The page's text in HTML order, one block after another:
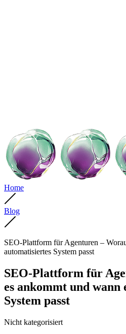
Home
Blog
SEO-Plattform für Agenturen –
automatisiertes System passt
SEO-Plattform für
es ankommt und wann
System passt
Nicht kategorisiert